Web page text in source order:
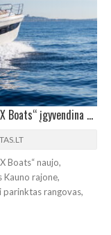
PRAMOGINIAI KATERIAI ILGAKIEMYJE: „MAREX Boats“ įgyvendina plėtros projektą Kauno rajone
Boats“ naujo,
rajone,
parinktas rangovas,